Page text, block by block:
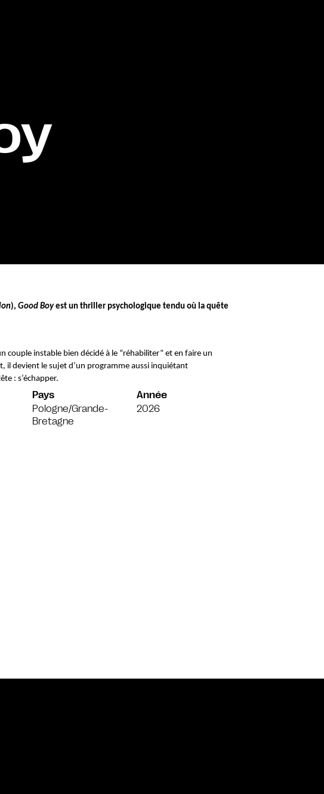
), Good Boy est un thriller psychologique tendu où la quête
il devient le sujet d’un programme aussi inquiétant
: s’échapper.
Pays
Pologne/Grande-
Bretagne
Année
2026